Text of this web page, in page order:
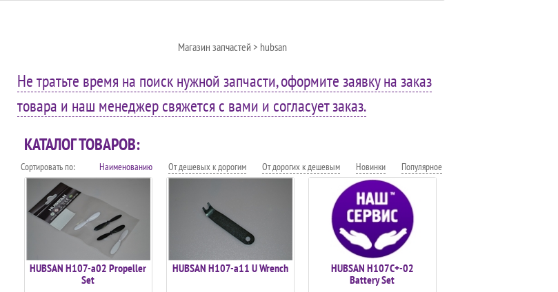
Магазин запчастей > hubsan
Не тратьте время на поиск нужной запчасти, оформите заявку на заказ
товара и наш менеджер свяжется с вами и согласует заказ.
КАТАЛОГ ТОВАРОВ:
Сортировать по: Наименованию От дешевых к дорогим От дорогих к дешевым Новинки Популярное
HUBSAN H107-a02 Propeller
Set
HUBSAN H107-a11 U Wrench
HUBSAN H107C+-02
Battery Set